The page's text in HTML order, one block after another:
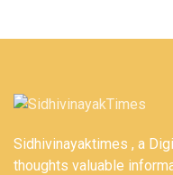
Sidhivinayaktimes , a
thoughts valuable